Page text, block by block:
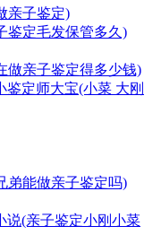
亲子鉴定)
鉴定毛发保管多久)
做亲子鉴定得多少钱)
定师大宝(小菜 大刚
弟能做亲子鉴定吗)
说(亲子鉴定小刚小菜